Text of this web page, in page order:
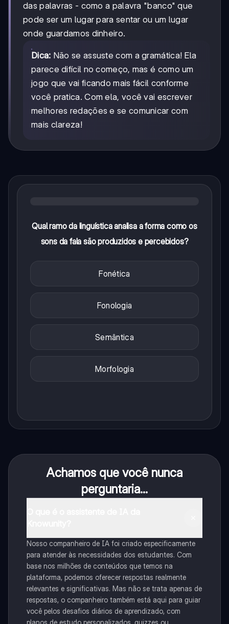
das palavras - como a palavra "banco" que
pode ser um lugar para sentar ou um lugar
onde guardamos dinheiro.
Dica: Não se assuste com a gramática! Ela
parece difícil no começo, mas é como um
jogo que vai ficando mais fácil conforme
você pratica. Com ela, você vai escrever
melhores redações e se comunicar com
mais clareza!
Qual ramo da linguística analisa a forma como os
sons da fala são produzidos e percebidos?
Fonética
Fonologia
Semântica
Morfologia
Achamos que você nunca
perguntaria...
Nosso companheiro de IA foi criado especificamente
para atender às necessidades dos estudantes. Com
base nos milhões de conteúdos que temos na
plataforma, podemos oferecer respostas realmente
relevantes e significativas. Mas não se trata apenas de
respostas, o companheiro também está aqui para guiar
você pelos desafios diários de aprendizado, com